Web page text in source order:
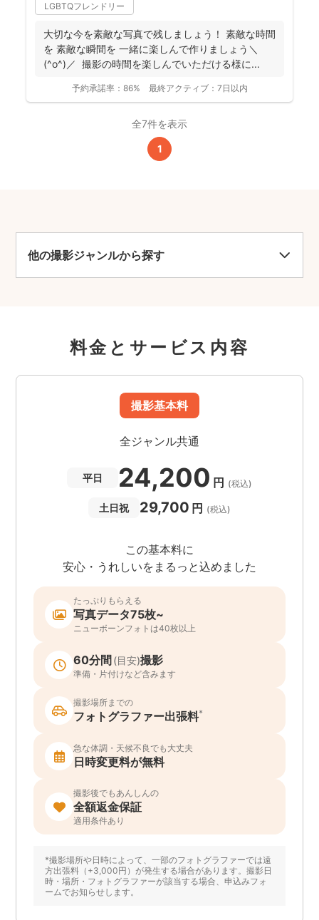
LGBTQフレンドリー
大切な今を素敵な写真で残しましょう！ 素敵な時間
を 素敵な瞬間を 一緒に楽しんで作りましょう＼
(^o^)／ 撮影の時間を楽しんでいただける様に...
予約承諾率： 86% 最終アクティブ： 7日以内
全7件を表示
1
他の撮影ジャンルから探す
料金とサービス内容
撮影基本料
全ジャンル共通
平日 24,200 円 (税込)
土日祝 29,700 円 (税込)
この基本料に
安心・うれしいをまるっと込めました
たっぷりもらえる
写真データ75枚~
ニューボーンフォトは40枚以上
60分間(目安)撮影
準備・片付けなど含みます
撮影場所までの
フォトグラファー出張料*
急な体調・天候不良でも大丈夫
日時変更料が無料
撮影後でもあんしんの
全額返金保証
適用条件あり
*撮影場所や日時によって、一部のフォトグラファーでは遠
方出張料（+3,000円）が発生する場合があります。撮影日
時・場所・フォトグラファーが該当する場合、申込みフォ
ームでお知らせします。